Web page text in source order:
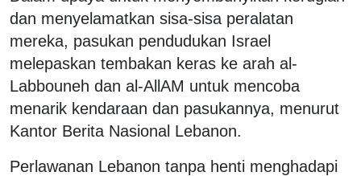
dan menyelamatkan sisa-sisa peralatan
mereka, pasukan pendudukan Israel
melepaskan tembakan keras ke arah al-
Labbouneh dan al-AllAM untuk mencoba
menarik kendaraan dan pasukannya, menurut
Kantor Berita Nasional Lebanon.
Perlawanan Lebanon tanpa henti menghadapi